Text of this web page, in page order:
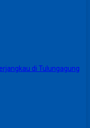
di Tulungagung